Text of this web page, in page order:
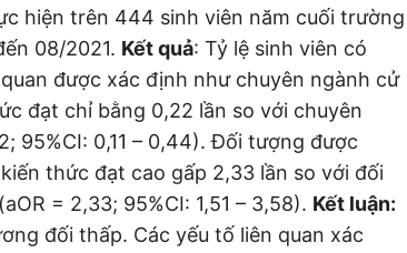
hiện trên 444 sinh viên năm cuối trường
08/2021. Kết quả: Tỷ lệ sinh viên có
được xác định như chuyên ngành cử
đạt chỉ bằng 0,22 lần so với chuyên
95%CI: 0,11 – 0,44). Đối tượng được
thức đạt cao gấp 2,33 lần so với đối
= 2,33; 95%CI: 1,51 – 3,58). Kết luận:
đối thấp. Các yếu tố liên quan xác